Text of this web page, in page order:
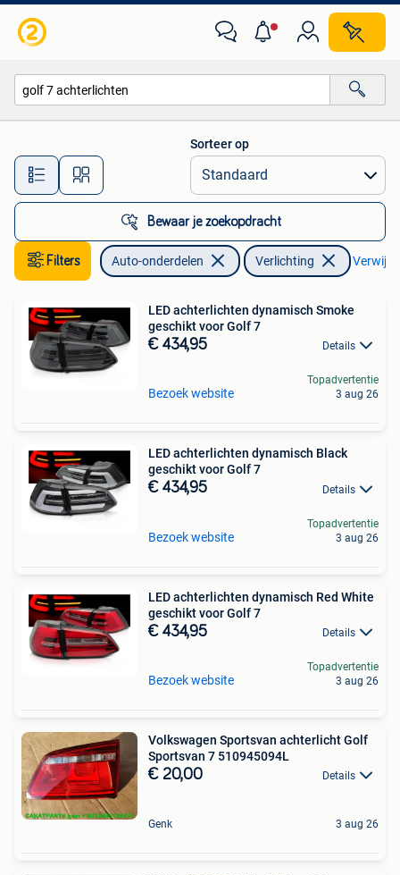
Alle afstanden…
Sorteer op
Bewaar je zoekopdracht
Filters Auto-onderdelen Verlichting
LED achterlichten dynamisch Smoke
geschikt voor Golf 7
€ 434,95 Details
Bezoek website
Topadvertentie
3 aug 26
LED achterlichten dynamisch Black
geschikt voor Golf 7
€ 434,95 Details
Bezoek website
Topadvertentie
3 aug 26
LED achterlichten dynamisch Red White
geschikt voor Golf 7
€ 434,95 Details
Bezoek website
Topadvertentie
3 aug 26
Volkswagen Sportsvan achterlicht Golf
Sportsvan 7 510945094L
€ 20,00 Details
Genk 3 aug 26